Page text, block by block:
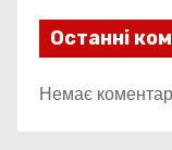
Останні
Немає